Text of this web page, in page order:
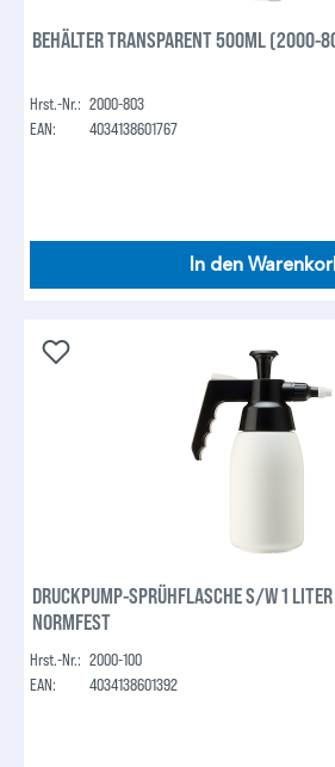
BEHÄLTER TRANSPARENT 500ML (2000-
Hrst.-Nr.: 2000-803
EAN:
4034138601767
In den
DRUCKPUMP-SPRÜHFLASCHE S/W 1
NORMFEST
Hrst.-Nr.: 2000-100
EAN:
4034138601392